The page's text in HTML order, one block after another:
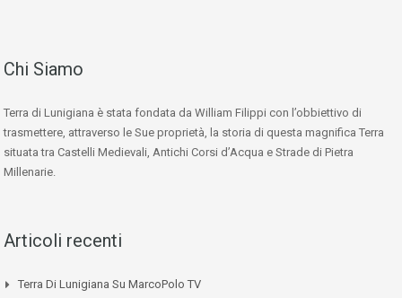
Chi Siamo
Terra di Lunigiana è stata fondata da William Filippi con l’obbiettivo di
trasmettere, attraverso le Sue proprietà, la storia di questa magnifica Terra
situata tra Castelli Medievali, Antichi Corsi d’Acqua e Strade di Pietra
Millenarie.
Articoli recenti
Terra Di Lunigiana Su MarcoPolo TV